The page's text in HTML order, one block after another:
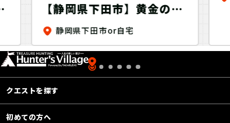
【静岡県下田市】黄金の溶
岩を探せ！Discovery
静岡県下田市or自宅
クエストを探す
初めての方へ